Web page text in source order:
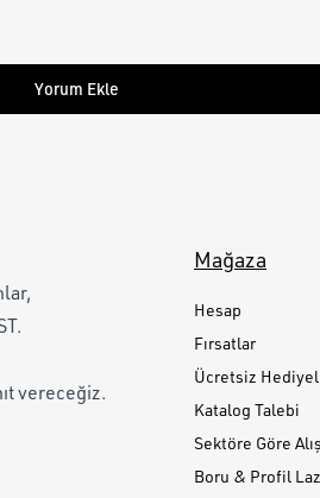
Yorum Ekle
vereceğiz.
Mağaza
Hesap
Fırsatlar
Ücretsiz
Katalog Talebi
Sektöre Göre
Boru & Profil